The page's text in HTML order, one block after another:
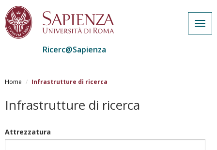
al
principale
Ricerc@Sapienza
Home Infrastrutture di ricerca
Infrastrutture di ricerca
Attrezzatura